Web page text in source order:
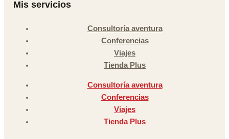
Mis servicios
Consultoría aventura
Conferencias
Viajes
Tienda Plus
Consultoría aventura
Conferencias
Viajes
Tienda Plus